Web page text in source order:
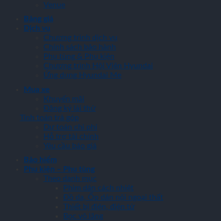
Venue
Bảng giá
Dịch vụ
Chương trình dịch vụ
Chính sách bảo hành
Phụ tùng & Phụ kiện
Chương trình Hội Viên Hyundai
Ứng dụng Hyundai Me
Mua xe
Khuyến mãi
Đăng ký lái thử
Tính toán trả góp
Dự toán chi phí
Hỗ trợ tài chính
Yêu cầu báo giá
Bảo hiểm
Phụ kiện – Phụ tùng
Theo danh mục
Phim dán cách nhiệt
Đồ da, Ốp dán nội ngoại thất
Thiết bị điện, điện tử
Bọc vô lăng